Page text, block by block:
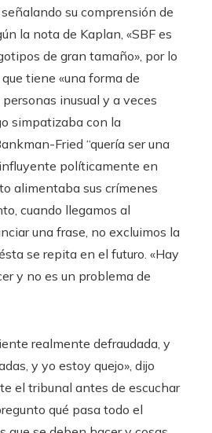
señalando su comprensión de
la nota de Kaplan, «SBF es
de gran tamaño», por lo
tiene «una forma de
inusual y a veces
simpatizaba con la
Fried “quería ser una
políticamente en
alimentaba sus crímenes
cuando llegamos al
una frase, no excluimos la
se repita en el futuro. «Hay
y no es un problema de
realmente defraudada, y
y yo estoy quejo», dijo
el tribunal antes de escuchar
qué pasa todo el